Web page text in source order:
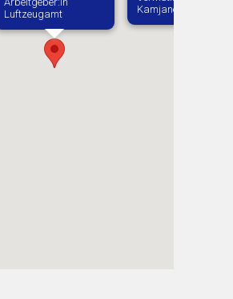
Kamjanez-Podilskyi
Luftzeugamt